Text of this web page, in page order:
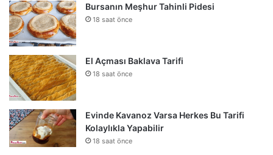
Bursanın Meşhur Tahinli Pidesi
18 saat önce
El Açması Baklava Tarifi
18 saat önce
Evinde Kavanoz Varsa Herkes Bu Tarifi
Kolaylıkla Yapabilir
18 saat önce